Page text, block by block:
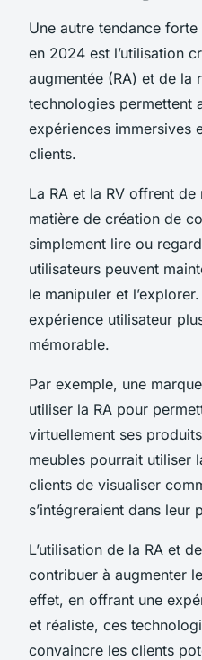
Une autre tendance
en 2024 est l’utilisation
augmentée (RA) et de la
technologies permettent
expériences immersives
clients.
La RA et la RV offrent
matière de création de
simplement lire ou
utilisateurs peuvent
le manipuler et
expérience utilisateur
mémorable.
Par exemple, une
utiliser la RA pour
virtuellement ses
meubles pourrait utiliser
clients de visualiser
s’intégreraient dans leur
L’utilisation de la RA et
contribuer à augmenter
effet, en offrant une
et réaliste, ces
convaincre les clients